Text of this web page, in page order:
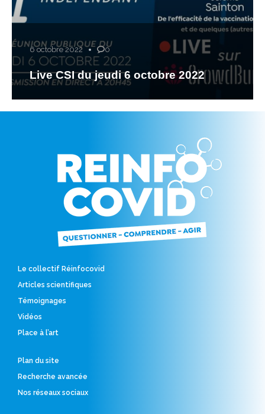
6 octobre 2022 0
Live CSI du jeudi 6 octobre 2022
Le collectif Réinfocovid
Articles scientifiques
Témoignages
Vidéos
Place à l’art
Plan du site
Recherche avancée
Nos réseaux sociaux